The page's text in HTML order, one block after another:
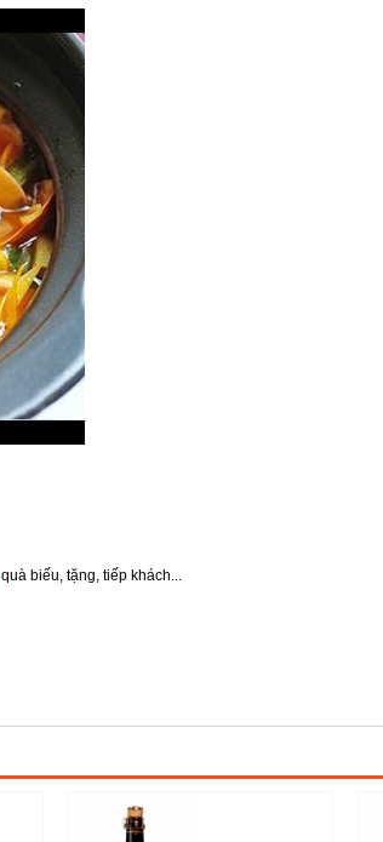
quà biếu, tặng, tiếp khách...